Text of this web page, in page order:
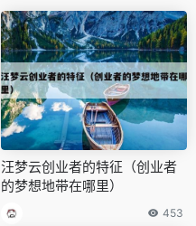
汪梦云创业者的特征（创业者
的梦想地带在哪里）
453